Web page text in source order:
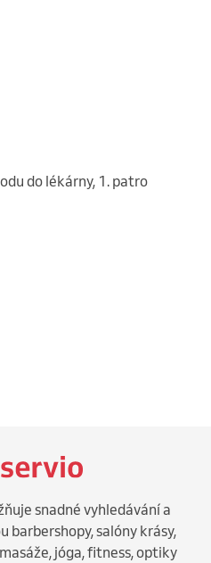
do lékárny, 1. patro
snadné vyhledávání a
barbershopy, salóny krásy,
jóga, fitness, optiky